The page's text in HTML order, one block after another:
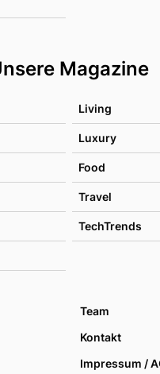
Magazine
Living
Luxury
Food
Travel
TechTrends
Team
Kontakt
Impressum /